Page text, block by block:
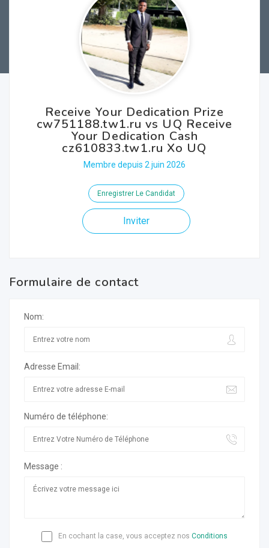
Receive Your Dedication Prize
cw751188.tw1.ru vs UQ Receive
Your Dedication Cash
cz610833.tw1.ru Xo UQ
Membre depuis 2 juin 2026
Enregistrer Le Candidat
Inviter
Formulaire de contact
Nom:
Adresse Email:
Numéro de téléphone:
Message :
En cochant la case, vous acceptez nos Conditions